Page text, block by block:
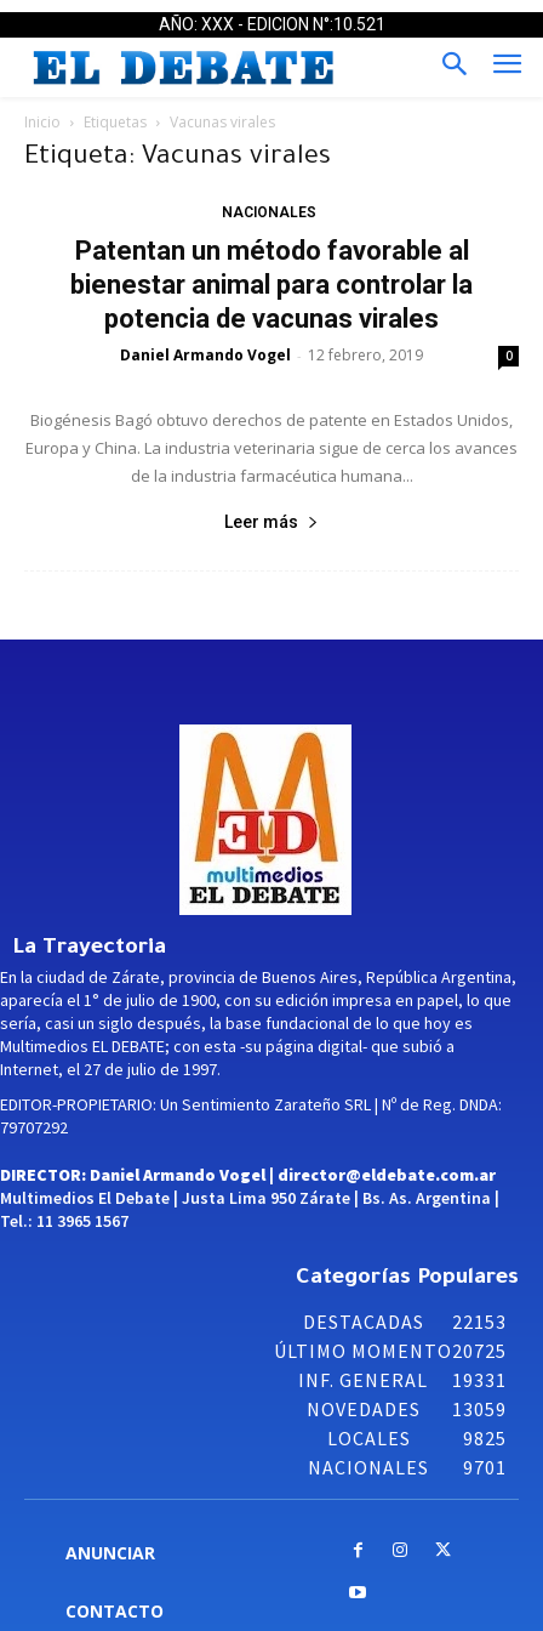
AÑO: XXX - EDICION N°:10.521
Inicio Etiquetas Vacunas virales
Etiqueta: Vacunas virales
NACIONALES
Patentan un método favorable al
bienestar animal para controlar la
potencia de vacunas virales
Daniel Armando Vogel - 12 febrero, 2019 0
Biogénesis Bagó obtuvo derechos de patente en Estados Unidos,
Europa y China. La industria veterinaria sigue de cerca los avances
de la industria farmacéutica humana...
Leer más
La Trayectoria
En la ciudad de Zárate, provincia de Buenos Aires, República Argentina,
aparecía el 1° de julio de 1900, con su edición impresa en papel, lo que
sería, casi un siglo después, la base fundacional de lo que hoy es
Multimedios EL DEBATE; con esta -su página digital- que subió a
Internet, el 27 de julio de 1997.
EDITOR-PROPIETARIO: Un Sentimiento Zarateño SRL | Nº de Reg. DNDA:
79707292
DIRECTOR: Daniel Armando Vogel | director@eldebate.com.ar
Multimedios El Debate | Justa Lima 950 Zárate | Bs. As. Argentina |
Tel.: 11 3965 1567
Categorías Populares
DESTACADAS
22153
ÚLTIMO MOMENTO20725
INF. GENERAL
19331
NOVEDADES
13059
LOCALES
9825
NACIONALES
9701
ANUNCIAR
CONTACTO